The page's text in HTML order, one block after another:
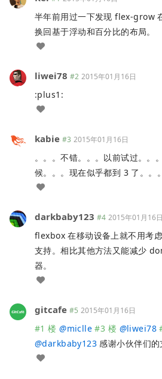
半年前用过一下发现 flex-grow
换回基于浮动和百分比的布局。
liwei78 #2 2015年01月16日
:plus1:
kabie #3 2015年01月16日
。。。不错。。。以前试过。。
候。。。现在似乎都到 3 了。。
darkbaby123 #4 2015年01月16日
flexbox 在移动设备上就不用考
支持。相比其他方法又能减少
器。
gitcafe #5 2015年01月16日
#1 楼 @miclle #3 楼 @liwei78
@darkbaby123 感谢小伙伴们的